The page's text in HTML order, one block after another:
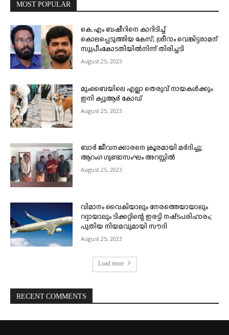
MOST POPULAR
കെ.എം ബഷീറിനെ കാറിടിച്ച്
കൊലപ്പെടുത്തിയ കേസ്; ശ്രീറാം വെങ്കിട്ടരാമന്
സുപ്രീംകോടതിയിൽനിന്ന് തിരിച്ചടി
August 25, 2023
മുംബൈയിലെ എല്ലാ തെരുവ് നായകൾക്കും
ഇനി ക്യുആർ കോഡ്
August 25, 2023
ബാർ ജീവനക്കാരനെ ക്രൂരമായി മർദിച്ചു;
ആറംഗ ഗുണ്ടാസംഘം അറസ്റ്റിൽ
August 25, 2023
വിമാനം വൈകിയാലും നേരത്തെയായാലും
റദ്ദായാലും ടിക്കറ്റിന്റെ ഇരട്ടി നഷ്ടപരിഹാരം;
പുതിയ നിയമവുമായി സൗദി
August 25, 2023
Load more
RECENT COMMENTS